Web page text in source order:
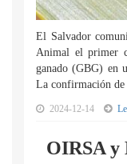
El Salvador
Animal el primer
ganado (GBG) en
La confirmación de
2024-12-14
OIRSA y